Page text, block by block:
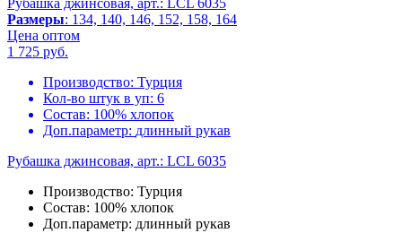
Рубашка джинсовая, арт.: LCL 6035
Размеры: 134, 140, 146, 152, 158, 164
Цена оптом
1 725 руб.
Производство: Турция
Кол-во штук в уп: 6
Состав: 100% хлопок
Доп.параметр: длинный рукав
Рубашка джинсовая, арт.: LCL 6035
Производство: Турция
Состав: 100% хлопок
Доп.параметр: длинный рукав